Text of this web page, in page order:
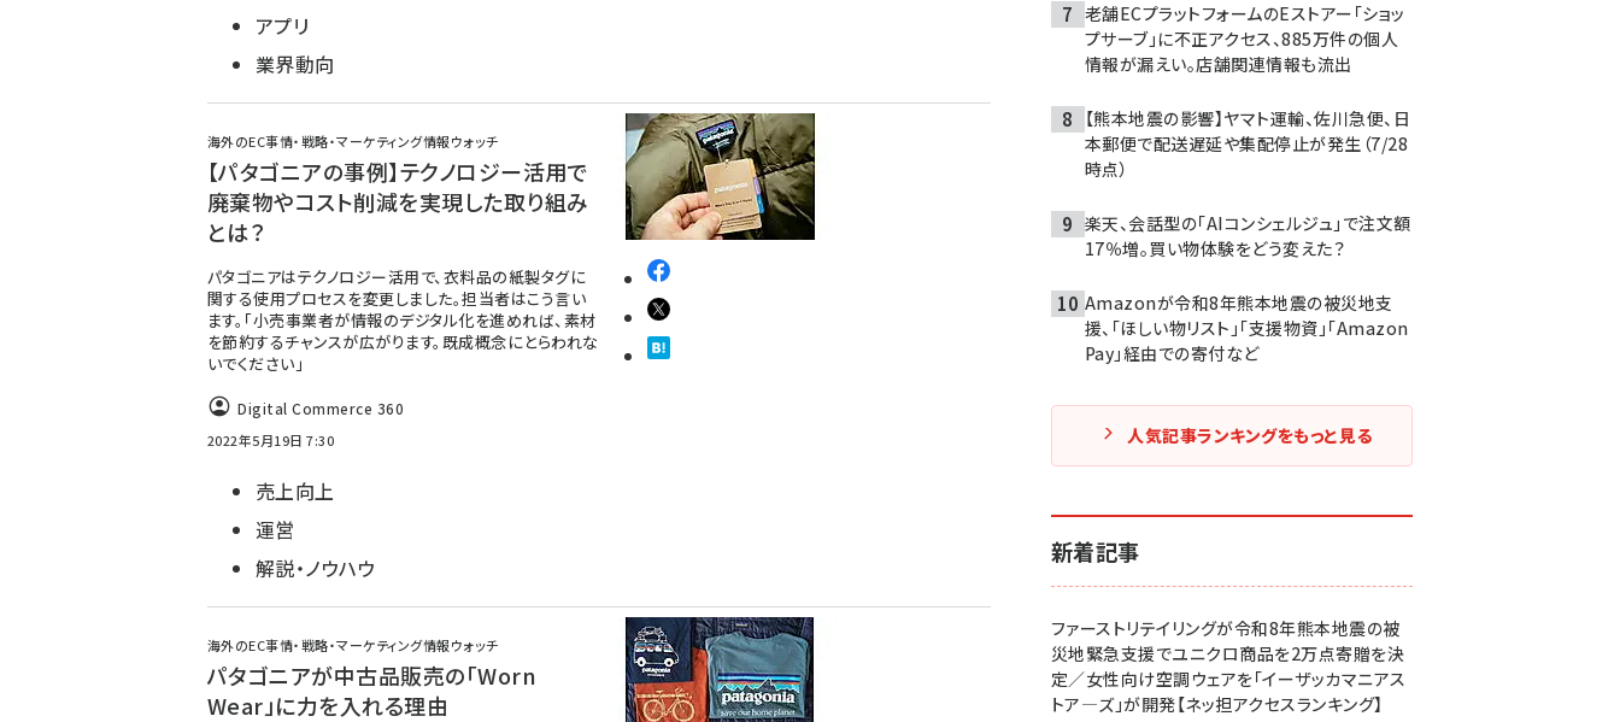
アプリ
業界動向
海外のEC事情・戦略・マーケティング情報ウォッチ
【パタゴニアの事例】テクノロジー活用で
廃棄物やコスト削減を実現した取り組み
とは？
パタゴニアはテクノロジー活用で、衣料品の紙製タグに
関する使用プロセスを変更しました。担当者はこう言い
ます。「小売事業者が情報のデジタル化を進めれば、素材
を節約するチャンスが広がります。既成概念にとらわれな
いでください」
Digital Commerce 360
2022年5月19日 7:30
売上向上
運営
解説・ノウハウ
海外のEC事情・戦略・マーケティング情報ウォッチ
パタゴニアが中古品販売の「Worn
Wear」に力を入れる理由
老舗ECプラットフォームのEストアー「ショッ
プサーブ」に不正アクセス、885万件の個人
情報が漏えい。店舗関連情報も流出
【熊本地震の影響】ヤマト運輸、佐川急便、日
本郵便で配送遅延や集配停止が発生（7/28
時点）
楽天、会話型の「AIコンシェルジュ」で注文額
17％増。買い物体験をどう変えた？
Amazonが令和8年熊本地震の被災地支
援、「ほしい物リスト」「支援物資」「Amazon
Pay」経由での寄付など
人気記事ランキングをもっと見る
新着記事
ファーストリテイリングが令和8年熊本地震の被
災地緊急支援でユニクロ商品を2万点寄贈を決
定／女性向け空調ウェアを「イーザッカマニアス
トア―ズ」が開発【ネッ担アクセスランキング】